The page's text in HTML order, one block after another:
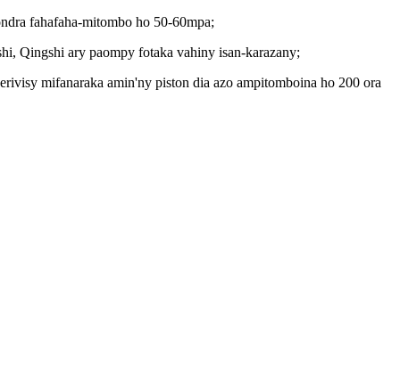
fahafaha-mitombo ho 50-60mpa;
Qingshi ary paompy fotaka vahiny isan-karazany;
mifanaraka amin'ny piston dia azo ampitomboina ho 200 ora